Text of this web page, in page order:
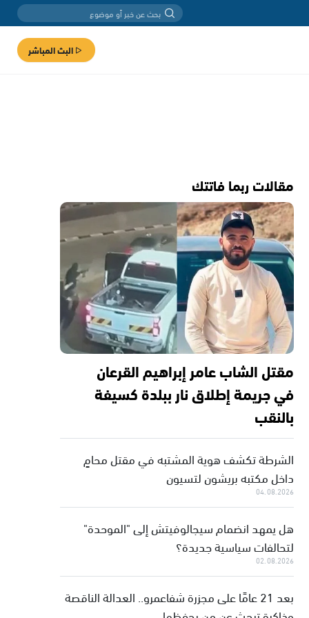
البث المباشر
مقالات ربما فاتتك
مقتل الشاب عامر إبراهيم القرعان
في جريمة إطلاق نار ببلدة كسيفة
بالنقب
الشرطة تكشف هوية المشتبه في مقتل محامٍ
داخل مكتبه بريشون لتسيون
04.08.2026
هل يمهد انضمام سيجالوفيتش إلى "الموحدة"
لتحالفات سياسية جديدة؟
02.08.2026
بعد 21 عامًا على مجزرة شفاعمرو.. العدالة الناقصة